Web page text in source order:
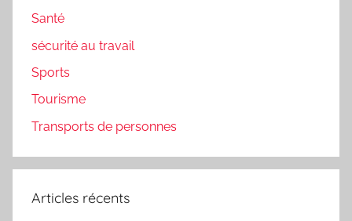
Santé
sécurité au travail
Sports
Tourisme
Transports de personnes
Articles récents